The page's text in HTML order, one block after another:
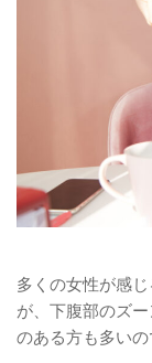
多くの女性が感
が、下腹部のズ
のある方も多いの